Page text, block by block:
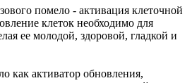
помело - активация клеточной
клеток необходимо для
ее молодой, здоровой, гладкой и
как активатор обновления,